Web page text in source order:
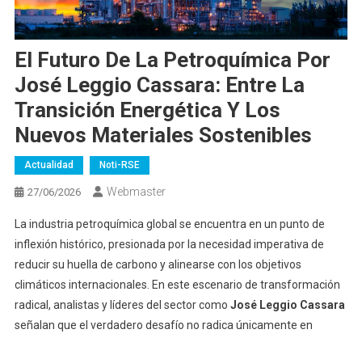
El Futuro De La Petroquímica Por
José Leggio Cassara: Entre La
Transición Energética Y Los
Nuevos Materiales Sostenibles
Actualidad Noti-RSE
27/06/2026 Webmaster
La industria petroquímica global se encuentra en un punto de
inflexión histórico, presionada por la necesidad imperativa de
reducir su huella de carbono y alinearse con los objetivos
climáticos internacionales. En este escenario de transformación
radical, analistas y líderes del sector como José Leggio Cassara
señalan que el verdadero desafío no radica únicamente en